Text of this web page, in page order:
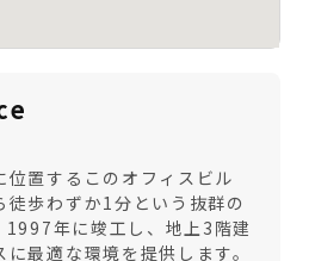
位置するこのオフィスビル
徒歩わずか1分という抜群の
1997年に竣工し、地上3階建
最適な環境を提供します。